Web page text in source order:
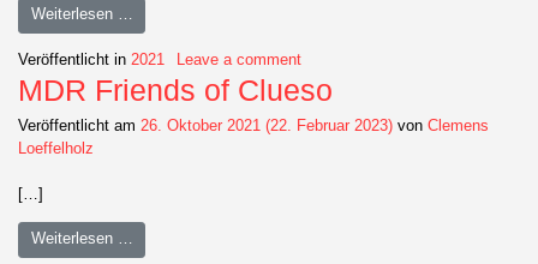
Weiterlesen …
Veröffentlicht in 2021 Leave a comment
MDR Friends of Clueso
Veröffentlicht am 26. Oktober 2021 (22. Februar 2023) von Clemens
Loeffelholz
[…]
Weiterlesen …